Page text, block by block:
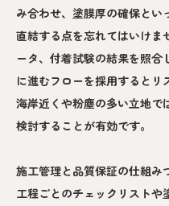
み合わせ、塗膜厚の確保とい
直結する点を忘れてはいけま
ータ、付着試験の結果を照
に進むフローを採用するとリ
海岸近くや粉塵の多い立地で
検討することが有効です。
施工管理と品質保証の仕組み
工程ごとのチェックリスト